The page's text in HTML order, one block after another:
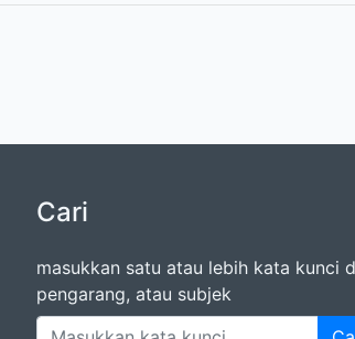
Cari
masukkan satu atau lebih kata kunci
pengarang, atau subjek